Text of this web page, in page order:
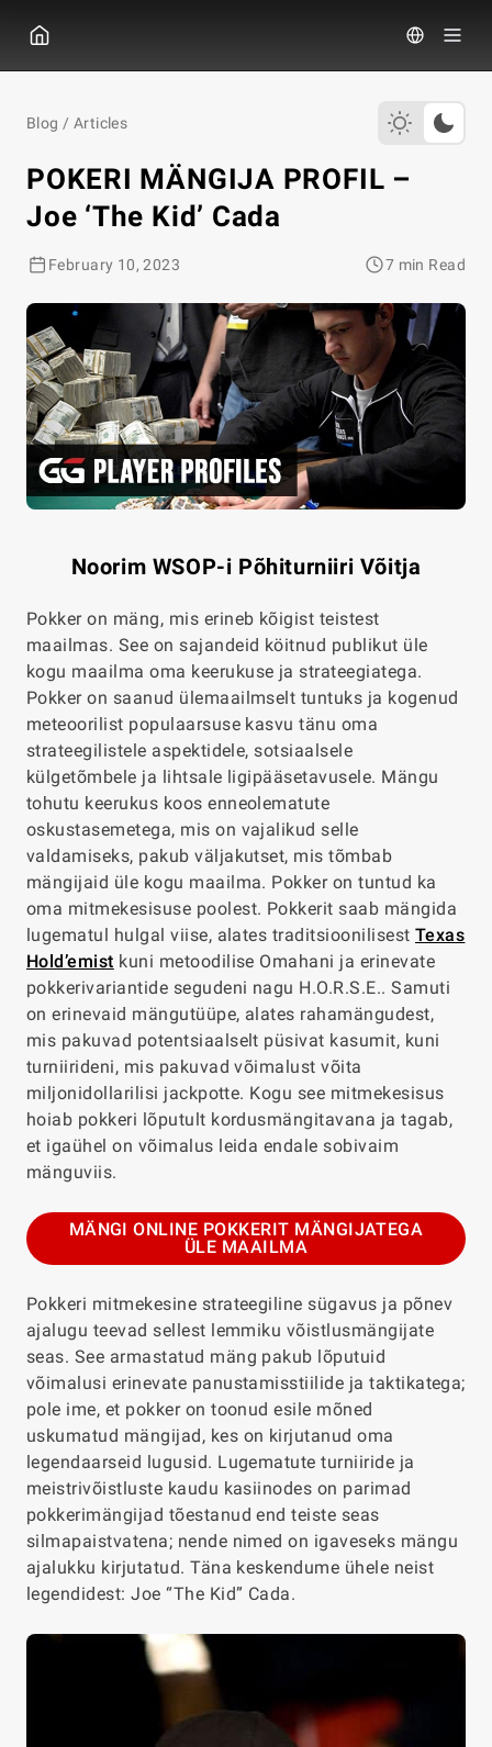
Blog / Articles
POKERI MÄNGIJA PROFIL –
Joe ‘The Kid’ Cada
February 10, 2023 7 min Read
Noorim WSOP-i Põhiturniiri Võitja
Pokker on mäng, mis erineb kõigist teistest
maailmas. See on sajandeid köitnud publikut üle
kogu maailma oma keerukuse ja strateegiatega.
Pokker on saanud ülemaailmselt tuntuks ja kogenud
meteoorilist populaarsuse kasvu tänu oma
strateegilistele aspektidele, sotsiaalsele
külgetõmbele ja lihtsale ligipääsetavusele. Mängu
tohutu keerukus koos enneolematute
oskustasemetega, mis on vajalikud selle
valdamiseks, pakub väljakutset, mis tõmbab
mängijaid üle kogu maailma. Pokker on tuntud ka
oma mitmekesisuse poolest. Pokkerit saab mängida
lugematul hulgal viise, alates traditsioonilisestTexas
Hold’emist kuni metoodilise Omahani ja erinevate
pokkerivariantide segudeni nagu H.O.R.S.E.. Samuti
on erinevaid mängutüüpe, alates rahamängudest,
mis pakuvad potentsiaalselt püsivat kasumit, kuni
turniirideni, mis pakuvad võimalust võita
miljonidollarilisi jackpotte. Kogu see mitmekesisus
hoiab pokkeri lõputult kordusmängitavana ja tagab,
et igaühel on võimalus leida endale sobivaim
mänguviis.
MÄNGI ONLINE POKKERIT MÄNGIJATEGA
ÜLE MAAILMA
Pokkeri mitmekesine strateegiline sügavus ja põnev
ajalugu teevad sellest lemmiku võistlusmängijate
seas. See armastatud mäng pakub lõputuid
võimalusi erinevate panustamisstiilide ja taktikatega;
pole ime, et pokker on toonud esile mõned
uskumatud mängijad, kes on kirjutanud oma
legendaarseid lugusid. Lugematute turniiride ja
meistrivõistluste kaudu kasiinodes on parimad
pokkerimängijad tõestanud end teiste seas
silmapaistvatena; nende nimed on igaveseks mängu
ajalukku kirjutatud. Täna keskendume ühele neist
legendidest: Joe “The Kid” Cada.